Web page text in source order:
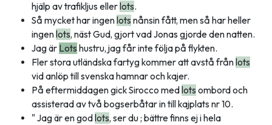
hjälp av trafikljus ellerlots.
Så mycket har ingenlots nånsin fått, men så har heller
ingenlots, näst Gud, gjort vad Jonas gjorde den natten.
Jag är Lots hustru, jag får inte följa på flykten.
Fler stora utländska fartyg kommer att avstå frånlots
vid anlöp till svenska hamnar och kajer.
På eftermiddagen gick Sirocco medlots ombord och
assisterad av två bogserbåtar in till kajplats nr 10.
" Jag är en godlots, ser du ; bättre finns ej i hela